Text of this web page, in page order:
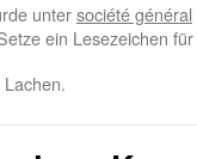
untersociété général
ein Lesezeichen